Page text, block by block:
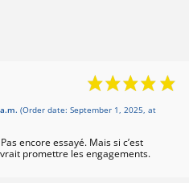
(Order date: September 1, 2025, at
encore essayé. Mais si c’est
promettre les engagements.